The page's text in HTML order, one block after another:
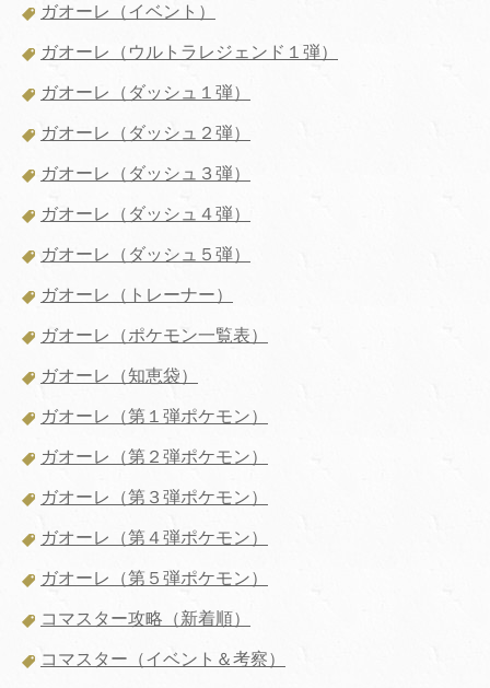
ガオーレ（イベント）
ガオーレ（ウルトラレジェンド１弾）
ガオーレ（ダッシュ１弾）
ガオーレ（ダッシュ２弾）
ガオーレ（ダッシュ３弾）
ガオーレ（ダッシュ４弾）
ガオーレ（ダッシュ５弾）
ガオーレ（トレーナー）
ガオーレ（ポケモン一覧表）
ガオーレ（知恵袋）
ガオーレ（第１弾ポケモン）
ガオーレ（第２弾ポケモン）
ガオーレ（第３弾ポケモン）
ガオーレ（第４弾ポケモン）
ガオーレ（第５弾ポケモン）
コマスター攻略（新着順）
コマスター（イベント＆考察）